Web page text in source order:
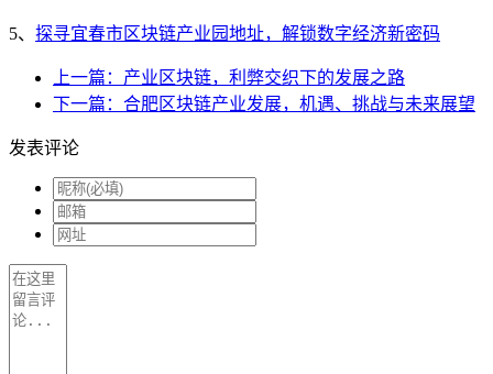
5、 探寻宜春市区块链产业园地址，解锁数字经济新密码
上一篇：产业区块链，利弊交织下的发展之路
下一篇：合肥区块链产业发展，机遇、挑战与未来展望
发表评论